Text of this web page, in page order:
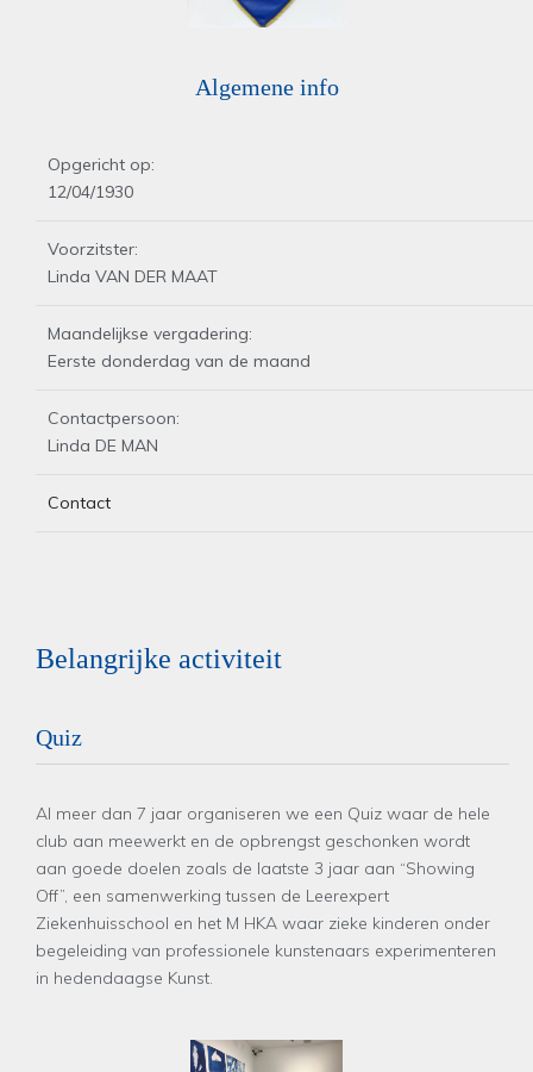
Algemene info
Opgericht op:
12/04/1930
Voorzitster:
Linda VAN DER MAAT
Maandelijkse vergadering:
Eerste donderdag van de maand
Contactpersoon:
Linda DE MAN
Contact
Belangrijke activiteit
Quiz
Al meer dan 7 jaar organiseren we een Quiz waar de hele
club aan meewerkt en de opbrengst geschonken wordt
aan goede doelen zoals de laatste 3 jaar aan “Showing
Off”, een samenwerking tussen de Leerexpert
Ziekenhuisschool en het M HKA waar zieke kinderen onder
begeleiding van professionele kunstenaars experimenteren
in hedendaagse Kunst.